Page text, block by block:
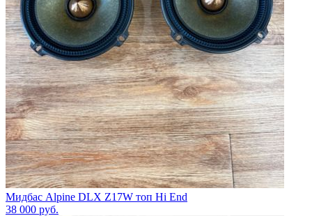
Мидбас Alpine DLX Z17W топ Hi End
38 000 руб.